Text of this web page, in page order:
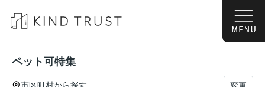
ペット可特集